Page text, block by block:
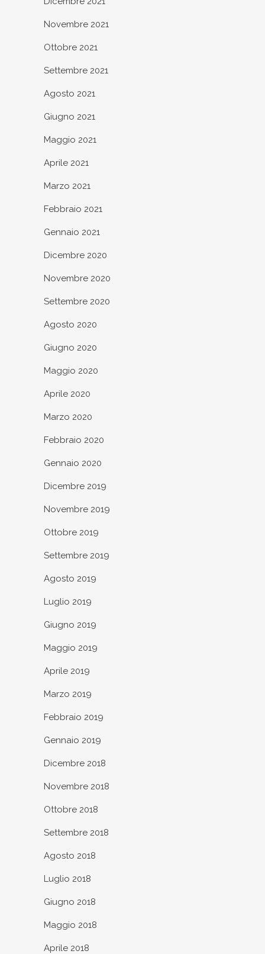
Novembre 2021
Ottobre 2021
Settembre 2021
Agosto 2021
Giugno 2021
Maggio 2021
Aprile 2021
Marzo 2021
Febbraio 2021
Gennaio 2021
Dicembre 2020
Novembre 2020
Settembre 2020
Agosto 2020
Giugno 2020
Maggio 2020
Aprile 2020
Marzo 2020
Febbraio 2020
Gennaio 2020
Dicembre 2019
Novembre 2019
Ottobre 2019
Settembre 2019
Agosto 2019
Luglio 2019
Giugno 2019
Maggio 2019
Aprile 2019
Marzo 2019
Febbraio 2019
Gennaio 2019
Dicembre 2018
Novembre 2018
Ottobre 2018
Settembre 2018
Agosto 2018
Luglio 2018
Giugno 2018
Maggio 2018
Aprile 2018